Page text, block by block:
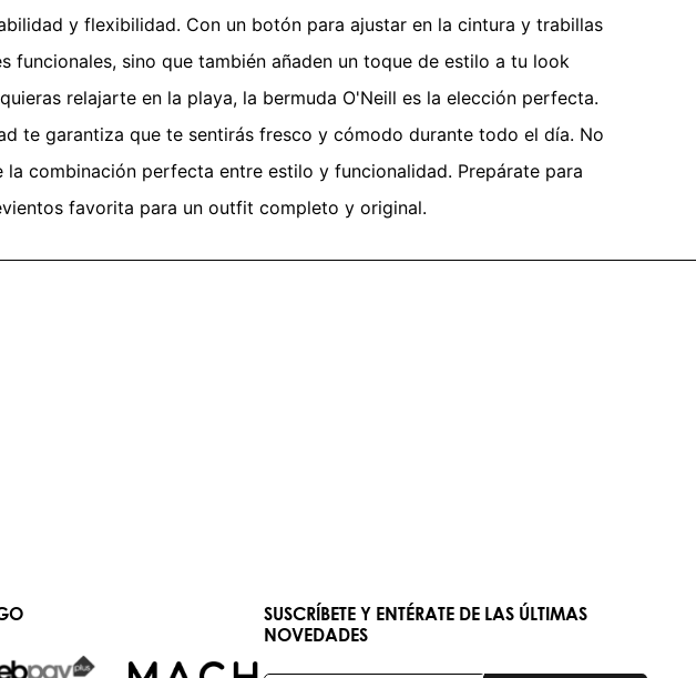
y flexibilidad. Con un botón para ajustar en la cintura y trabillas
sino que también añaden un toque de estilo a tu look
relajarte en la playa, la bermuda O'Neill es la elección perfecta.
te garantiza que te sentirás fresco y cómodo durante todo el día. No
combinación perfecta entre estilo y funcionalidad. Prepárate para
favorita para un outfit completo y original.
SUSCRÍBETE Y ENTÉRATE DE LAS ÚLTIMAS
NOVEDADES